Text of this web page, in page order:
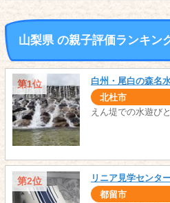
山梨県 の親子評価ランキン
第1位 白州・尾白の森名
北杜市
えん堤での水遊び
第2位 リニア見学センタ
都留市